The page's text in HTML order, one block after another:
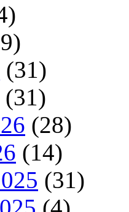
(31)
(31)
(28)
(14)
(31)